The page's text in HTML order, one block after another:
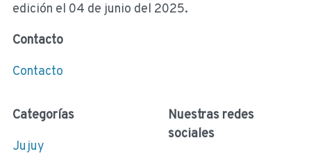
edición el 04 de junio del 2025.
Contacto
Contacto
Categorías
Jujuy
Nuestras redes
sociales